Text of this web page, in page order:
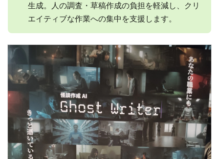
生成。人の調査・草稿作成の負担を軽減し、クリ
エイティブな作業への集中を支援します。